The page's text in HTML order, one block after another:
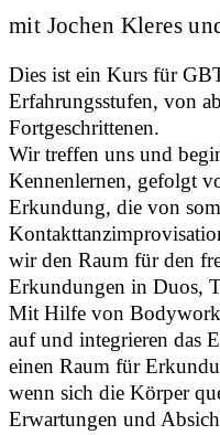
mit Jochen Kleres
Dies ist ein Kurs für
Erfahrungsstufen, von
Fortgeschrittenen.
Wir treffen uns und
Kennenlernen, gefolgt
Erkundung, die von
wir den Raum für den
Erkundungen in Duos,
Mit Hilfe von Bodywork
auf und integrieren das
einen Raum für
wenn sich die Körper
Erwartungen und